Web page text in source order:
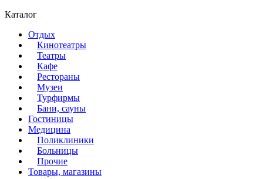
Каталог
Отдых
Кинотеатры
Театры
Кафе
Рестораны
Музеи
Турфирмы
Бани, сауны
Гостиницы
Медицина
Поликлиники
Больницы
Прочие
Товары, магазины